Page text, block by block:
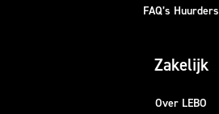
FAQ’s Huurders
Zakelijk
Over LEBO